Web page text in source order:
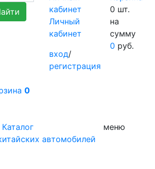
Личный
кабинет
вход/
регистрация
0 шт.
на
сумму
0 руб.
0
автомобилей
меню